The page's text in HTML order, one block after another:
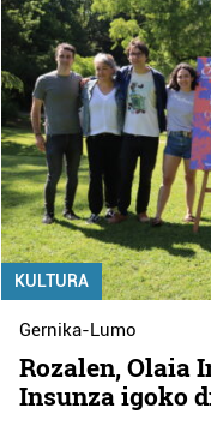
KULTURA
Gernika-Lumo
Rozalen, Olaia
Insunza igoko